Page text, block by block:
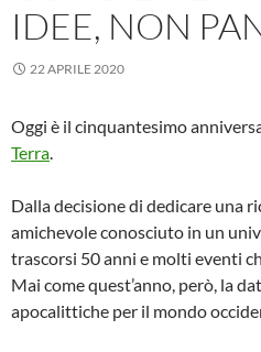
IDEE, NON
22 APRILE 2020
Oggi è il cinquantesimo
Terra.
Dalla decisione di dedicare una
amichevole conosciuto in un
trascorsi 50 anni e molti eventi
Mai come quest’anno, però, la
apocalittiche per il mondo